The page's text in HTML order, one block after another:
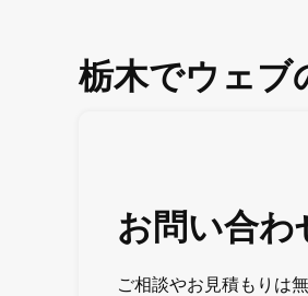
栃木でウェブ
お問い合わ
ご相談やお見積もりは